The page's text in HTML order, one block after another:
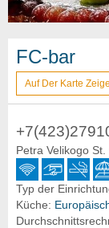
FC-bar
Auf Der Karte
Petra Velikogo St.
Typ der
Küche: